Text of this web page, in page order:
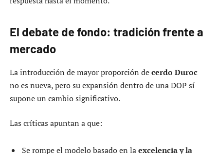
El debate de fondo: tradición frente a
mercado
La introducción de mayor proporción decerdo Duroc
no es nueva, pero su expansión dentro de una DOP sí
supone un cambio significativo.
Las críticas apuntan a que:
Se rompe el modelo basado en laexcelencia y la